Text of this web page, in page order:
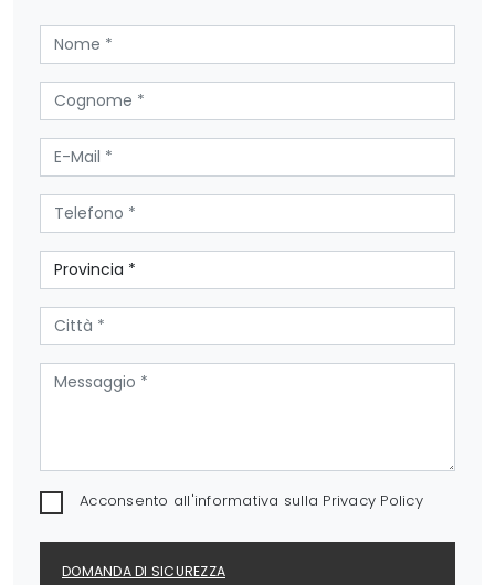
Acconsento all'informativa sulla Privacy Policy
DOMANDA DI SICUREZZA